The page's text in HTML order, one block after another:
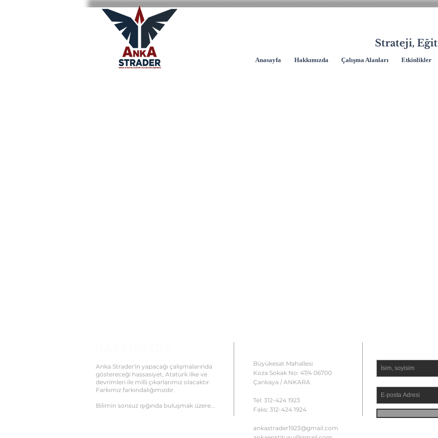
Strateji,
Anasayfa Hakkımızda Çalışma Alanları Etkinlikler
Anka Strader'in yapacağı çalışmalarında
göstereceği hassasiyet, Atatürk ilke ve
devrimleri ile milli çıkarlarımız olacaktır.
Farkımız farkındalığımızdır.
Bilimin sonsuz ışığında buluşmak üzere...
Büyükesat Mahallesi
Koza Sokak No: 47/4 06700
Çankaya / ANKARA
Tel: 312-424 1923
Faks: 312-424 1924
ankastrader1923@gmail.com